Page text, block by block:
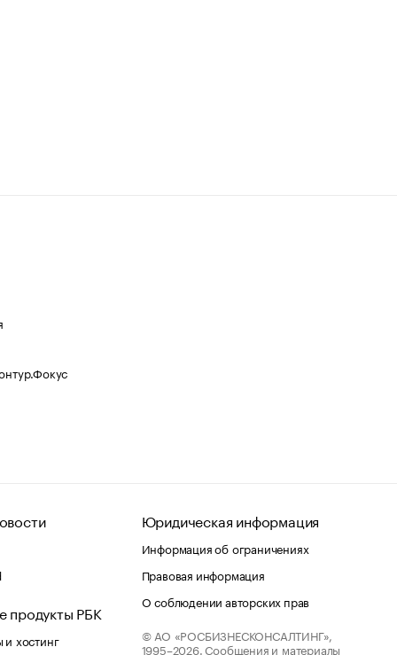
продукты РБК
хостинг
Юридическая информация
Информация об ограничениях
Правовая информация
О соблюдении авторских прав
© АО «РОСБИЗНЕСКОНСАЛТИНГ»,
1995–2026. Сообщения и материалы